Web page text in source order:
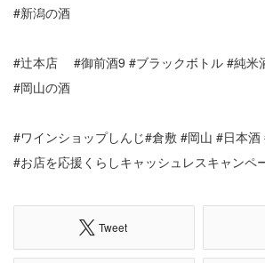
#新潟の酒
#辻本店 #御前酒9 #ブラックボトル #純米
#岡山の酒
#ワインショップしんじ#倉敷 #岡山 #日本酒
#お店を応援くらしキャッシュレスキャンペ
Tweet